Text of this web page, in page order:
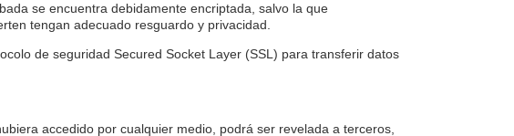
se encuentra debidamente encriptada, salvo la que
tengan adecuado resguardo y privacidad.
de seguridad Secured Socket Layer (SSL) para transferir datos
accedido por cualquier medio, podrá ser revelada a terceros,